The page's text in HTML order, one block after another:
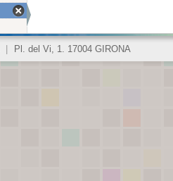
Pl. del Vi, 1. 17004 GIRONA